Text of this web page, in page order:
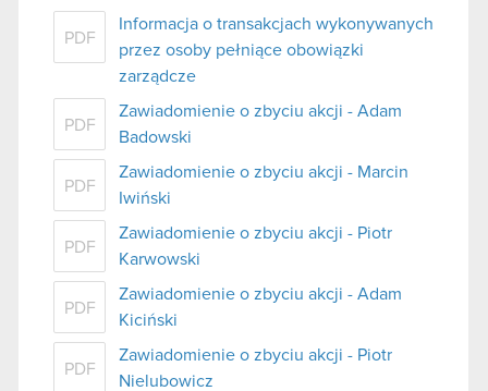
PDF
Informacja o transakcjach wykonywanych
przez osoby pełniące obowiązki
zarządcze
PDF
Zawiadomienie o zbyciu akcji - Adam
Badowski
PDF
Zawiadomienie o zbyciu akcji - Marcin
Iwiński
PDF
Zawiadomienie o zbyciu akcji - Piotr
Karwowski
PDF
Zawiadomienie o zbyciu akcji - Adam
Kiciński
PDF
Zawiadomienie o zbyciu akcji - Piotr
Nielubowicz